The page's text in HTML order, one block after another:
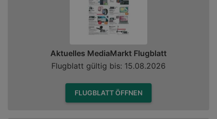
Aktuelles MediaMarkt Flugblatt
Flugblatt gültig bis: 15.08.2026
FLUGBLATT ÖFFNEN